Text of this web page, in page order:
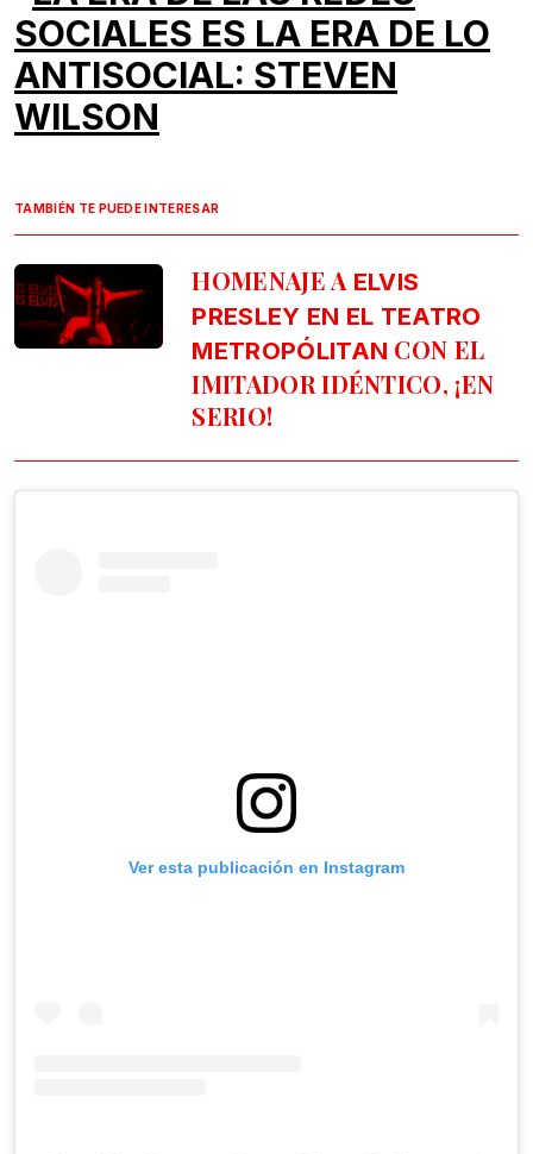
SOCIALES ES LA ERA DE LO
ANTISOCIAL: STEVEN
WILSON
TAMBIÉN TE PUEDE INTERESAR
HOMENAJE AELVIS
PRESLEY EN EL TEATRO
METROPÓLITAN CON EL
IMITADOR IDÉNTICO, ¡EN
SERIO!
Ver esta publicación en Instagram